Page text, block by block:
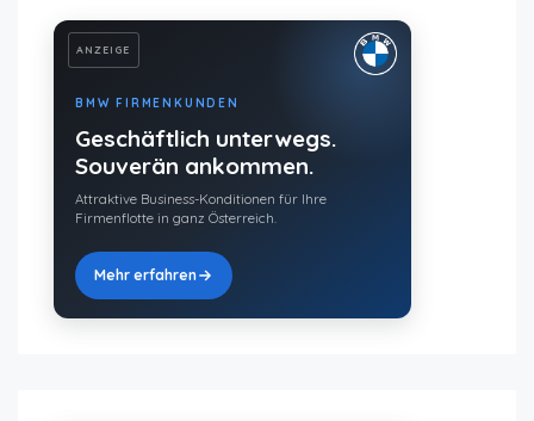
ANZEIGE
BMW FIRMENKUNDEN
Geschäftlich unterwegs.
Souverän ankommen.
Attraktive Business-Konditionen für Ihre
Firmenflotte in ganz Österreich.
Mehr erfahren